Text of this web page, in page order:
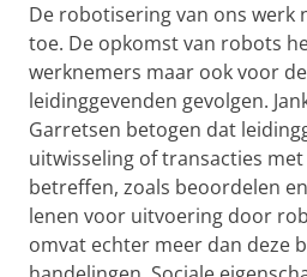
De robotisering van ons werk
toe. De opkomst van robots
werknemers maar ook voor
leidinggevenden gevolgen.
Garretsen betogen dat
uitwisseling of transacties
betreffen, zoals beoordelen
lenen voor uitvoering door
omvat echter meer dan deze